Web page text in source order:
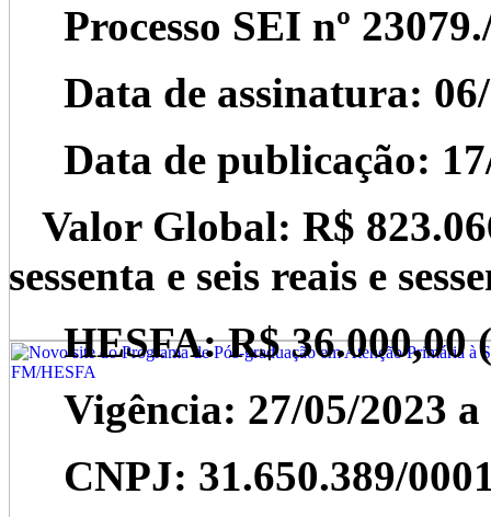
Processo SEI nº
Data de assinatura: 06/
Data de publicação:
Valor Global: R$
sessenta e seis reais e
HESFA: R$ 36.000,00
Vigência: 27/05/2023 a
CNPJ: 31.650.389/